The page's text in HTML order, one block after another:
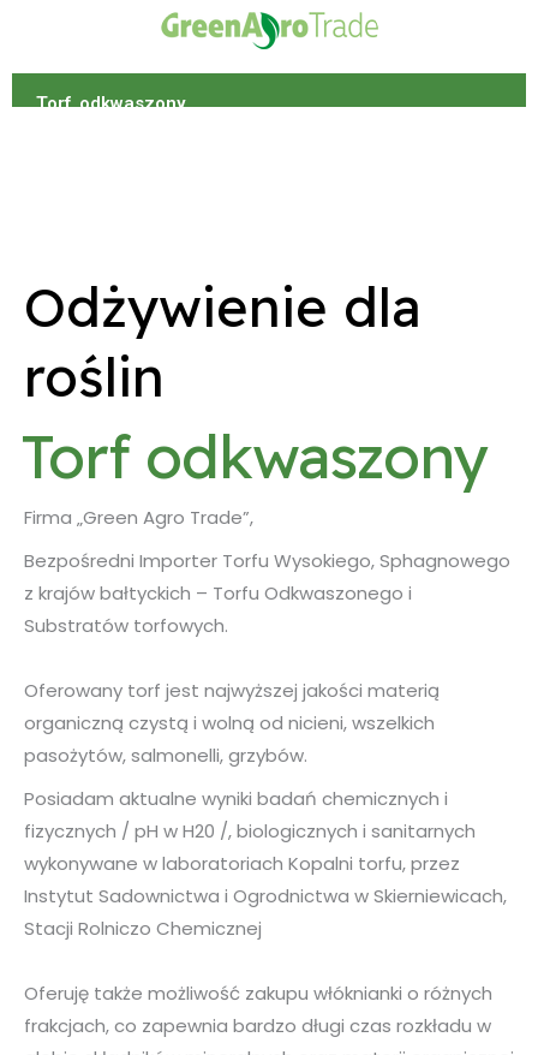
treści
Torf odkwaszony
Odżywienie dla
roślin
Torf odkwaszony
Firma „Green Agro Trade”,
Bezpośredni Importer Torfu Wysokiego, Sphagnowego
z krajów bałtyckich – Torfu Odkwaszonego i
Substratów torfowych.
Oferowany torf jest najwyższej jakości materią
organiczną czystą i wolną od nicieni, wszelkich
pasożytów, salmonelli, grzybów.
Posiadam aktualne wyniki badań chemicznych i
fizycznych / pH w H20 /, biologicznych i sanitarnych
wykonywane w laboratoriach Kopalni torfu, przez
Instytut Sadownictwa i Ogrodnictwa w Skierniewicach,
Stacji Rolniczo Chemicznej
Oferuję także możliwość zakupu włóknianki o różnych
frakcjach, co zapewnia bardzo długi czas rozkładu w